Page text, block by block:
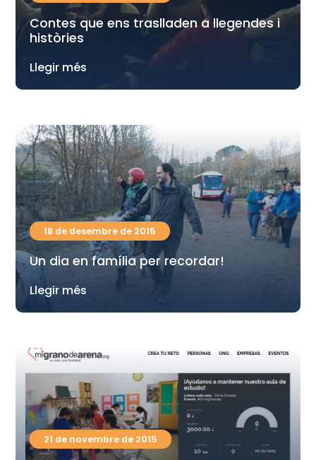
Contes que ens traslladen a llegendes i
històries
Llegir més
Un dia en família per recordar!
18 de desembre de 2015
Llegir més
21 de novembre de 2015